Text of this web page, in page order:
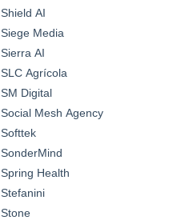
Shield AI
Siege Media
Sierra AI
SLC Agrícola
SM Digital
Social Mesh Agency
Softtek
SonderMind
Spring Health
Stefanini
Stone